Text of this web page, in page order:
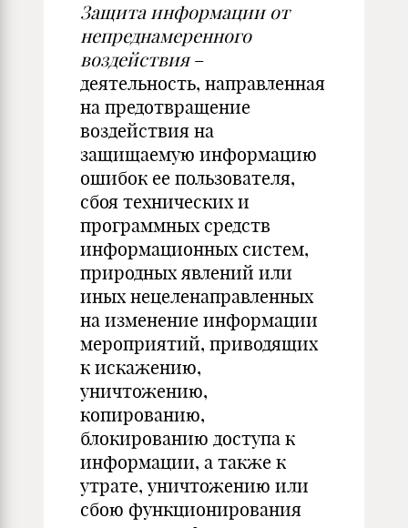
Защита информации от
непреднамеренного
воздействия–
деятельность, направленная
на предотвращение
воздействия на
защищаемую информацию
ошибок ее пользователя,
сбоя технических и
программных средств
информационных систем,
природных явлений или
иных нецеленаправленных
на изменение информации
мероприятий, приводящих
к искажению,
уничтожению,
копированию,
блокированию доступа к
информации, а также к
утрате, уничтожению или
сбою функционирования